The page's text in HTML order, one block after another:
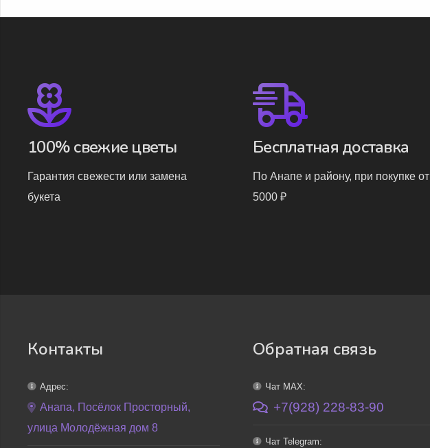
100% свежие цветы
Гарантия свежести или замена
букета
Бесплатная доставка
По Анапе и району, при покупке от
5000 ₽
Контакты
Адрес:
Анапа, Посёлок Просторный,
улица Молодёжная дом 8
Обратная связь
Чат MAX:
+7(928) 228-83-90
Чат Telegram: